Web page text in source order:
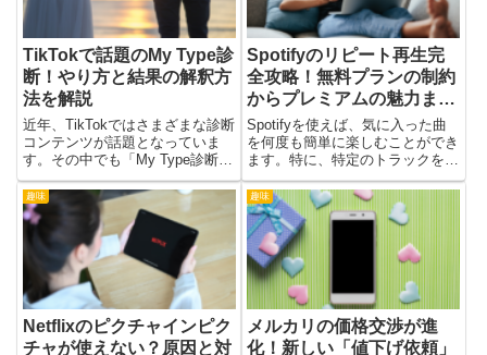
TikTokで話題のMy Type診
断！やり方と結果の解釈方
法を解説
近年、TikTokではさまざまな診断
コンテンツが話題となっていま
す。その中でも「My Type診断」
は、自分の恋愛傾向や理想のパー
トナー像を知る手がかりになると
注目されています。特別なアプリ
のインストールや個人情報の登録
なしに、簡単に診断を...
Spotifyのリピート再生完
全攻略！無料プランの制約
からプレミアムの魅力まで
網羅
Spotifyを使えば、気に入った曲
を何度も簡単に楽しむことができ
ます。特に、特定のトラックを何
度もリピートして聴きたい時、い
くつかの操作が必要です。この記
事では、スマートフォンやパソコ
ンを使って曲をループ再生する方
法や、トラブルがあった際...
趣味
Netflixのピクチャインピク
チャが使えない？原因と対
趣味
メルカリの価格交渉が進
化！新しい「値下げ依頼」